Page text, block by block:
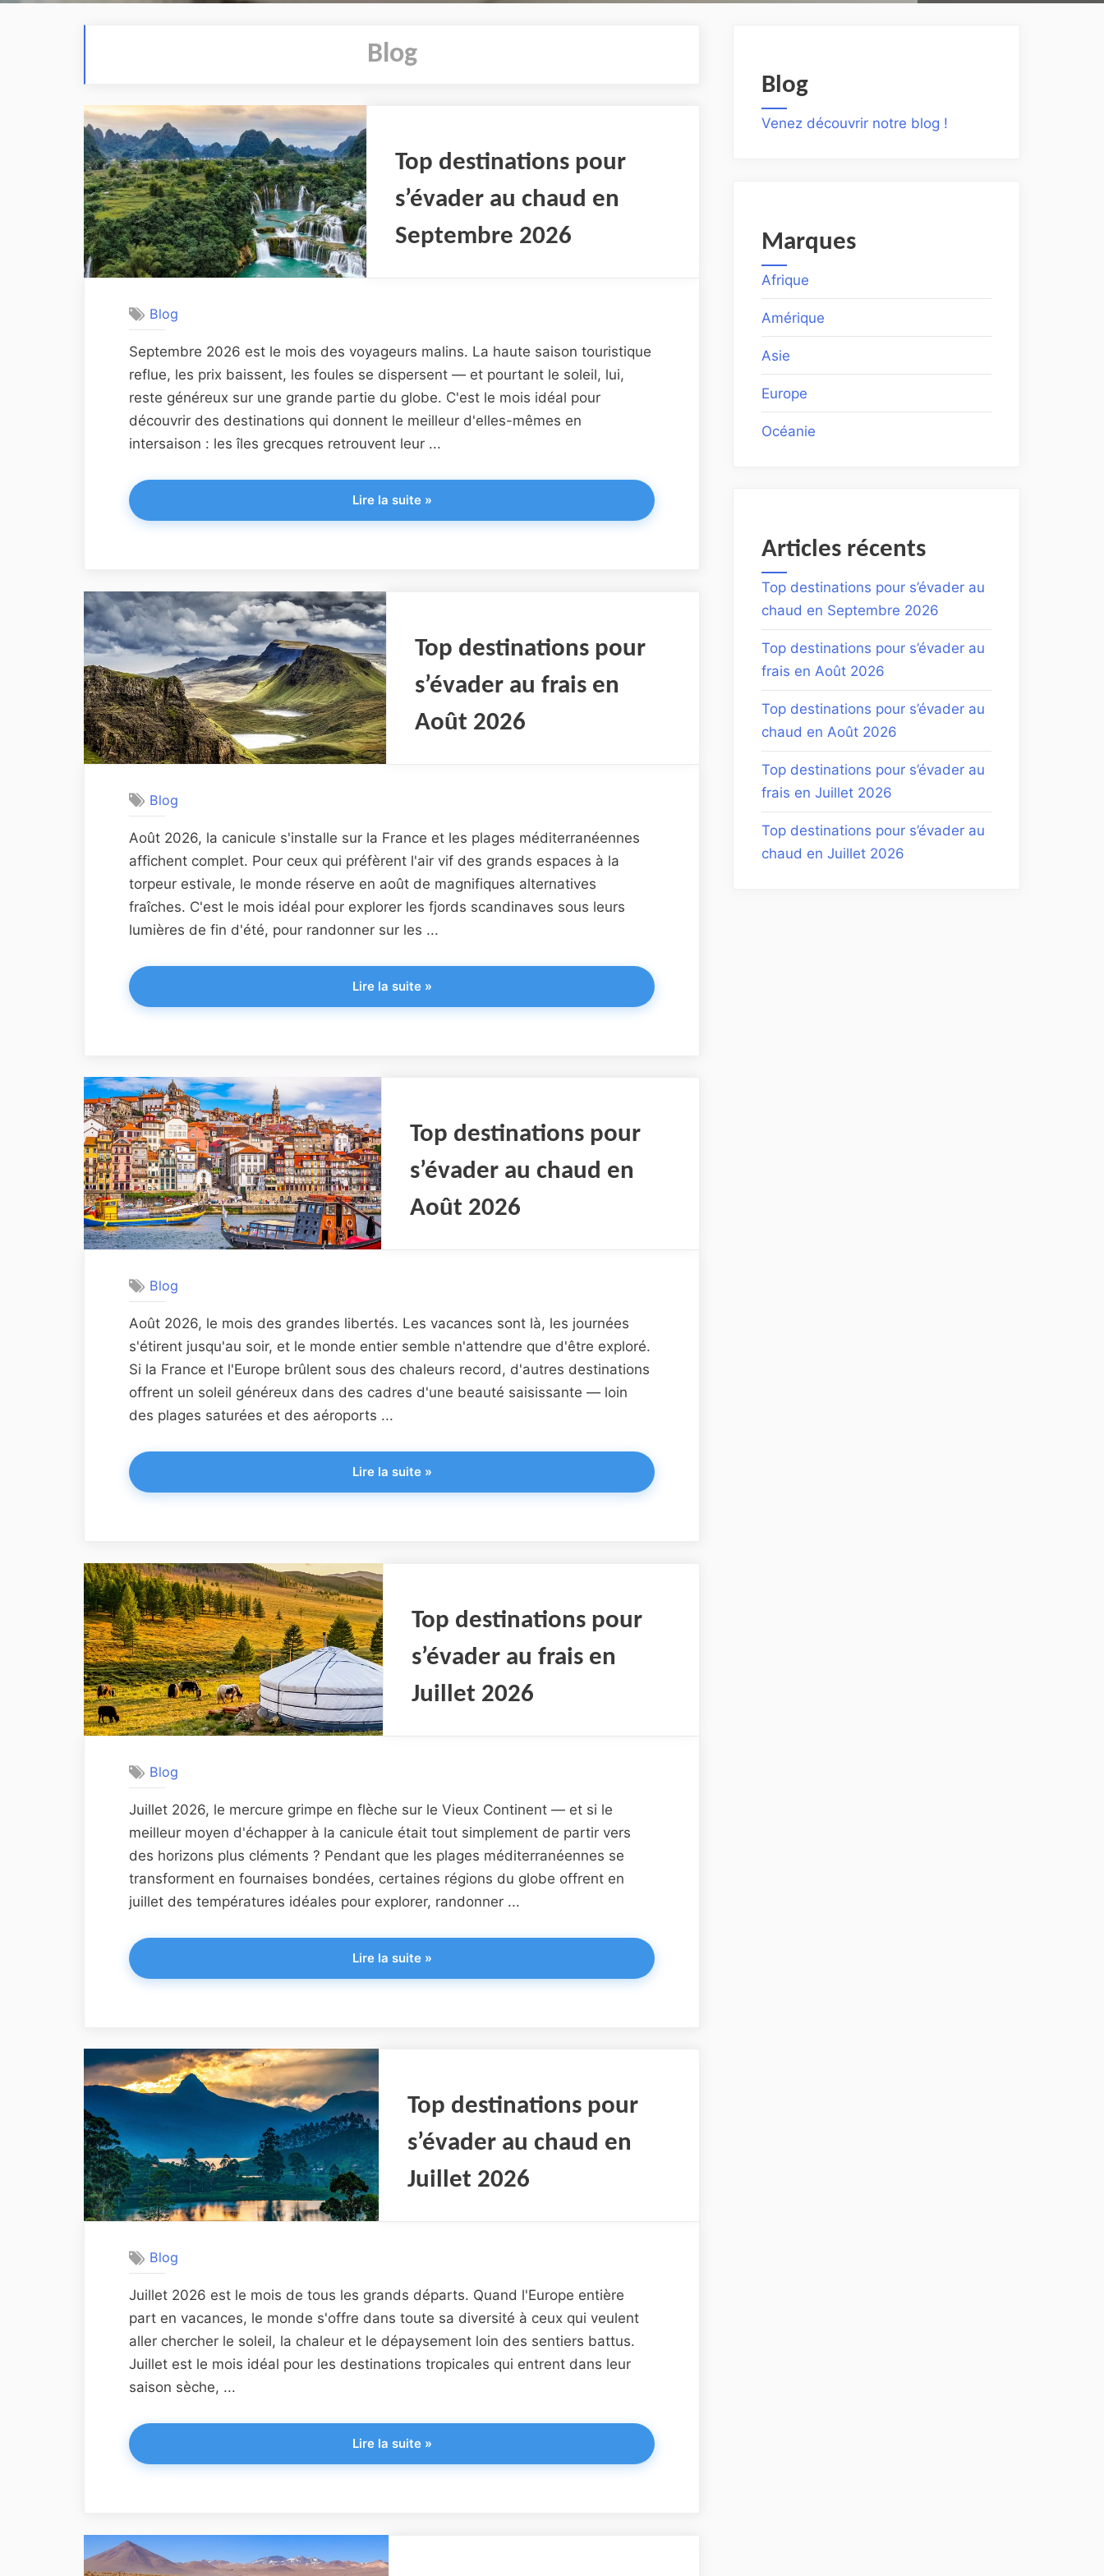
Blog
Top destinations pour
s’évader au chaud en
Septembre 2026
Blog
Septembre 2026 est le mois des voyageurs malins. La haute saison touristique
reflue, les prix baissent, les foules se dispersent — et pourtant le soleil, lui,
reste généreux sur une grande partie du globe. C'est le mois idéal pour
découvrir des destinations qui donnent le meilleur d'elles-mêmes en
intersaison : les îles grecques retrouvent leur ...
Lire la suite"Top
destinations
Septembre
2026"
»
Top destinations pour
s’évader au frais en
Août 2026
Blog
Août 2026, la canicule s'installe sur la France et les plages méditerranéennes
affichent complet. Pour ceux qui préfèrent l'air vif des grands espaces à la
torpeur estivale, le monde réserve en août de magnifiques alternatives
fraîches. C'est le mois idéal pour explorer les fjords scandinaves sous leurs
lumières de fin d'été, pour randonner sur les ...
Lire la suite"Top
destinations
Août
2026"
»
Top destinations pour
s’évader au chaud en
Août 2026
Blog
Août 2026, le mois des grandes libertés. Les vacances sont là, les journées
s'étirent jusqu'au soir, et le monde entier semble n'attendre que d'être exploré.
Si la France et l'Europe brûlent sous des chaleurs record, d'autres destinations
offrent un soleil généreux dans des cadres d'une beauté saisissante — loin
des plages saturées et des aéroports ...
Lire la suite"Top
destinations
Août
2026"
»
Top destinations pour
s’évader au frais en
Juillet 2026
Blog
Juillet 2026, le mercure grimpe en flèche sur le Vieux Continent — et si le
meilleur moyen d'échapper à la canicule était tout simplement de partir vers
des horizons plus cléments ? Pendant que les plages méditerranéennes se
transforment en fournaises bondées, certaines régions du globe offrent en
juillet des températures idéales pour explorer, randonner ...
Lire la suite"Top
destinations
Juillet
2026"
»
Top destinations pour
s’évader au chaud en
Juillet 2026
Blog
Juillet 2026 est le mois de tous les grands départs. Quand l'Europe entière
part en vacances, le monde s'offre dans toute sa diversité à ceux qui veulent
aller chercher le soleil, la chaleur et le dépaysement loin des sentiers battus.
Juillet est le mois idéal pour les destinations tropicales qui entrent dans leur
saison sèche, ...
Lire la suite"Top
destinations
»
Blog
Venez découvrir notre blog !
Marques
Afrique
Amérique
Asie
Europe
Océanie
Articles récents
Top destinations pour s’évader au
chaud en Septembre 2026
Top destinations pour s’évader au
frais en Août 2026
Top destinations pour s’évader au
chaud en Août 2026
Top destinations pour s’évader au
frais en Juillet 2026
Top destinations pour s’évader au
chaud en Juillet 2026